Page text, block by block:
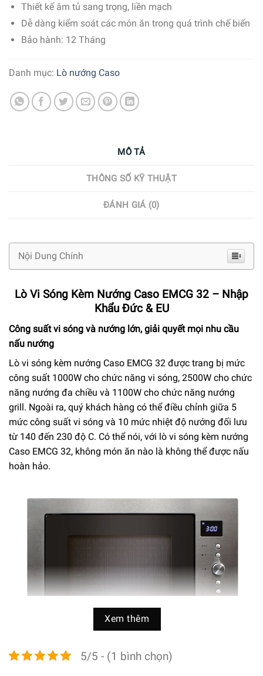
Thiết kế âm tủ sang trọng, liền mạch
Dễ dàng kiểm soát các món ăn trong quá trình chế biến
Bảo hành: 12 Tháng
Danh mục: Lò nướng Caso
MÔ TẢ
THÔNG SỐ KỸ THUẬT
ĐÁNH GIÁ (0)
Nội Dung Chính
Lò Vi Sóng Kèm Nướng Caso EMCG 32 – Nhập
Khẩu Đức & EU
Công suất vi sóng và nướng lớn, giải quyết mọi nhu cầu
nấu nướng
Lò vi sóng kèm nướng Caso EMCG 32 được trang bị mức
công suất 1000W cho chức năng vi sóng, 2500W cho chức
năng nướng đa chiều và 1100W cho chức năng nướng
grill. Ngoài ra, quý khách hàng có thể điều chỉnh giữa 5
mức công suất vi sóng và 10 mức nhiệt độ nướng đối lưu
từ 140 đến 230 độ C. Có thể nói, với lò vi sóng kèm nướng
Caso EMCG 32, không món ăn nào là không thể được nấu
hoàn hảo.
10 chương trình nấu ăn tự động và các chương trình kết
Xem thêm
5/5 - (1 bình chọn)